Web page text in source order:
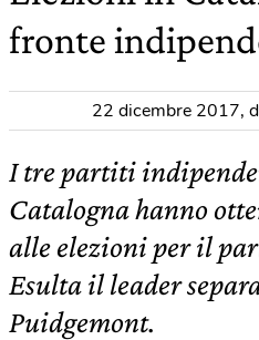
fronte
22 dicembre 2017,
I tre partiti
Catalogna hanno
alle elezioni per il
Esulta il leader
Puidgemont.